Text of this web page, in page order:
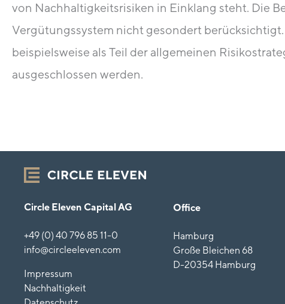
von Nachhaltigkeitsrisiken in Einklang steht. Die
Vergütungssystem nicht gesondert
beispielsweise als Teil der allgemeinen
ausgeschlossen werden.
Circle Eleven Capital AG
+49 (0) 40 796 85 11-0
info@circleeleven.com
Impressum
Nachhaltigkeit
Office
Hamburg
Große Bleichen 68
D-20354 Hamburg